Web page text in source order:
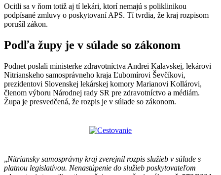
Ocitli sa v ňom totiž aj tí lekári, ktorí nemajú s poliklinikou
podpísané zmluvy o poskytovaní APS. Tí tvrdia, že kraj rozpisom
porušil zákon.
Podľa župy je v súlade so zákonom
Podnet poslali ministerke zdravotníctva Andrei Kalavskej, lekárovi
Nitrianskeho samosprávneho kraja Ľubomírovi Ševčíkovi,
prezidentovi Slovenskej lekárskej komory Marianovi Kollárovi,
členom výboru Národnej rady SR pre zdravotníctvo a médiám.
Župa je presvedčená, že rozpis je v súlade so zákonom.
„Nitriansky samosprávny kraj zverejnil rozpis služieb v súlade s
platnou legislatívou. Nenastúpenie do služieb poskytovateľom